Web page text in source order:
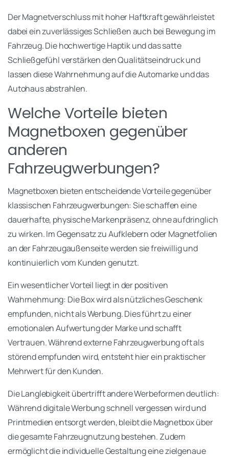
Der Magnetverschluss mit hoher Haftkraft gewährleistet
dabei ein zuverlässiges Schließen auch bei Bewegung im
Fahrzeug. Die hochwertige Haptik und das satte
Schließgefühl verstärken den Qualitätseindruck und
lassen diese Wahrnehmung auf die Automarke und das
Autohaus abstrahlen.
Welche Vorteile bieten
Magnetboxen gegenüber
anderen
Fahrzeugwerbungen?
Magnetboxen bieten entscheidende Vorteile gegenüber
klassischen Fahrzeugwerbungen: Sie schaffen eine
dauerhafte, physische Markenpräsenz, ohne aufdringlich
zu wirken. Im Gegensatz zu Aufklebern oder Magnetfolien
an der Fahrzeugaußenseite werden sie freiwillig und
kontinuierlich vom Kunden genutzt.
Ein wesentlicher Vorteil liegt in der positiven
Wahrnehmung: Die Box wird als nützliches Geschenk
empfunden, nicht als Werbung. Dies führt zu einer
emotionalen Aufwertung der Marke und schafft
Vertrauen. Während externe Fahrzeugwerbung oft als
störend empfunden wird, entsteht hier ein praktischer
Mehrwert für den Kunden.
Die Langlebigkeit übertrifft andere Werbeformen deutlich:
Während digitale Werbung schnell vergessen wird und
Printmedien entsorgt werden, bleibt die Magnetbox über
die gesamte Fahrzeugnutzung bestehen. Zudem
ermöglicht die individuelle Gestaltung eine zielgenaue